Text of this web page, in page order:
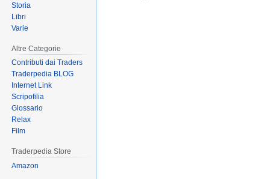
Storia
Libri
Varie
Altre Categorie
Contributi dai Traders
Traderpedia BLOG
Internet Link
Scripofilia
Glossario
Relax
Film
Traderpedia Store
Amazon